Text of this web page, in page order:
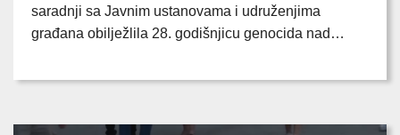
saradnji sa Javnim ustanovama i udruženjima
građana obilježlila 28. godišnjicu genocida nad…